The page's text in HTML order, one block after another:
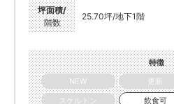
坪面積/
階数
25.70坪/地下1階
特徴
NEW
更新
スケルトン
飲食可